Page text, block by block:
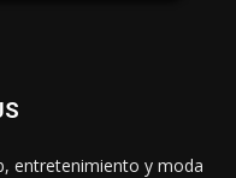
entretenimiento y moda